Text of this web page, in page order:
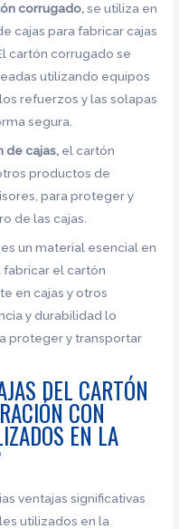
corrugado,se utiliza en
cajas para fabricar cajas
cartón corrugado se
utilizando equipos
refuerzos y las solapas
segura.
de cajas, el cartón
productos de
para proteger y
de las cajas.
un material esencial en
fabricar el cartón
en cajas y otros
y durabilidad lo
proteger y transportar
DEL CARTÓN
CON
EN LA
ventajas significativas
utilizados en la